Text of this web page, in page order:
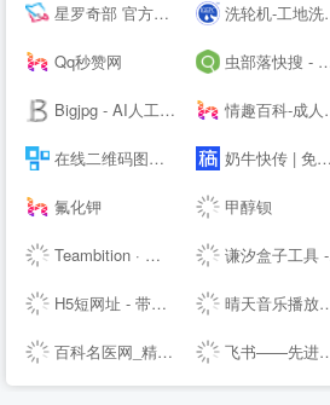
星罗奇部 官方网站-元宇宙社交平台 洗轮机-工地洗车机-工程洗车机-全自动洗轮生产厂家[鲁企环科]
Qq秒赞网 虫部落快搜 - 搜索快人一步
Bigjpg - AI人工智能图片无损放大 - 使用人工智能深度卷积神经网络(CNN)无损放大图片 情趣百科-成人用品选购指南-两--技巧大全
在线二维码图片生成器_二维码扫描软件下载_联图二维码 奶牛快传 | 免费大文件传输工具，上传下载不限速
氟化钾 甲醇钡
Teambition · 阿里巴巴旗下团队协作工具 谦汐盒子工具 - 免费在线网页工具箱，站长必备工具
H5短网址 - 带统计的免费短链接生成工具 晴天音乐播放器 - 免费稳定的HTML悬浮播放器
百科名医网_精准医学科普知识平台 飞书——先进企业协作与管理平台，一站式无缝办公协作，团队上下对齐目标，全面激活组织和个人。先进团队，先用飞书。